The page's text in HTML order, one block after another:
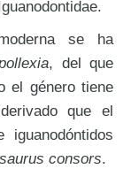
se ha
, del que
el género tiene
que el
consors.